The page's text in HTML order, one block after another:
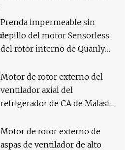
Prenda impermeable sin
cepillo del motor Sensorless
del rotor interno de Quanly
Motor de rotor externo del
ventilador axial del
refrigerador de CA de Malasia
Motor de rotor externo de
aspas de ventilador de alto